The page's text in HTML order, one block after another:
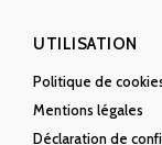
UTILISATION
Politique de
Mentions légales
Déclaration de